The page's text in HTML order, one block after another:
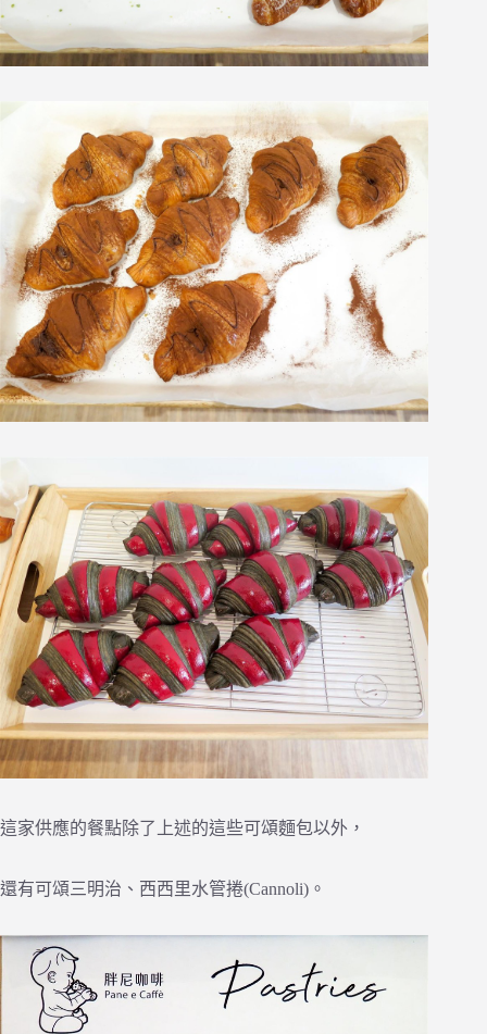
這家供應的餐點除了上述的這些可頌麵包以外，
還有可頌三明治、西西里水管捲(Cannoli)。